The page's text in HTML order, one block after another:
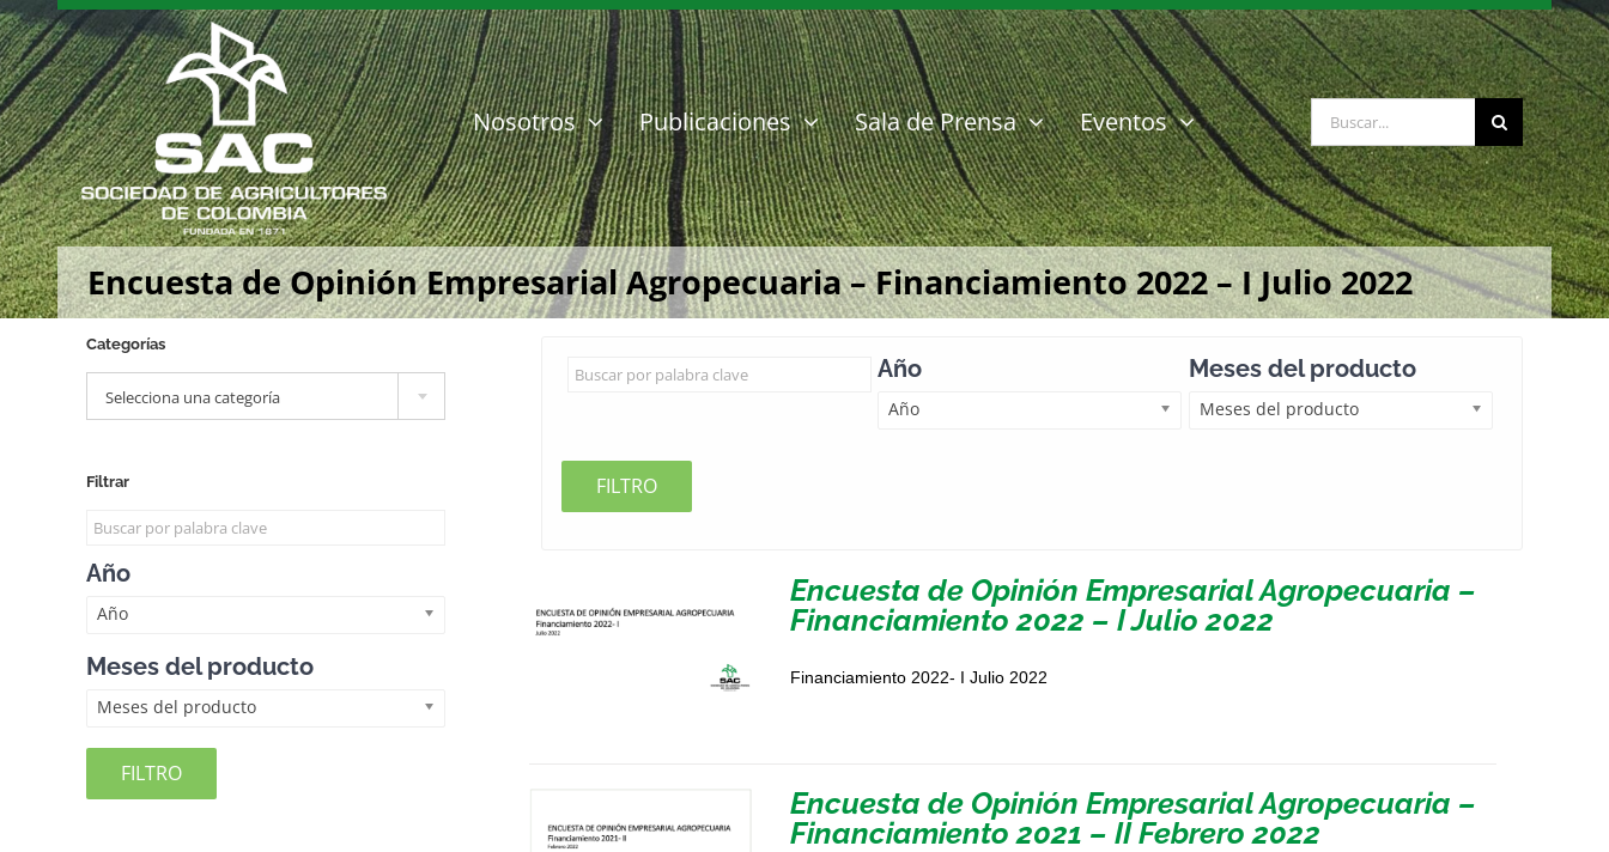
Saltar
al
contenido
Nosotros Publicaciones Sala de Prensa Eventos Buscar:
Encuesta de Opinión Empresarial Agropecuaria – Financiamiento 2022 – I Julio 2022
Año
Año
Meses del producto
Meses del producto
FILTRO
Encuesta de Opinión Empresarial Agropecuaria –
Financiamiento 2022 – I Julio 2022
Financiamiento 2022- I Julio 2022
Encuesta de Opinión Empresarial Agropecuaria –
Financiamiento 2021 – II Febrero 2022
Categorías
Selecciona una categoría
Filtrar
Año
Año
Meses del producto
Meses del producto
FILTRO